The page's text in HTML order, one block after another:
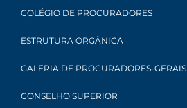
COLÉGIO DE PROCURADORES
ESTRUTURA ORGÂNICA
GALERIA DE PROCURADORES-GERAIS
CONSELHO SUPERIOR